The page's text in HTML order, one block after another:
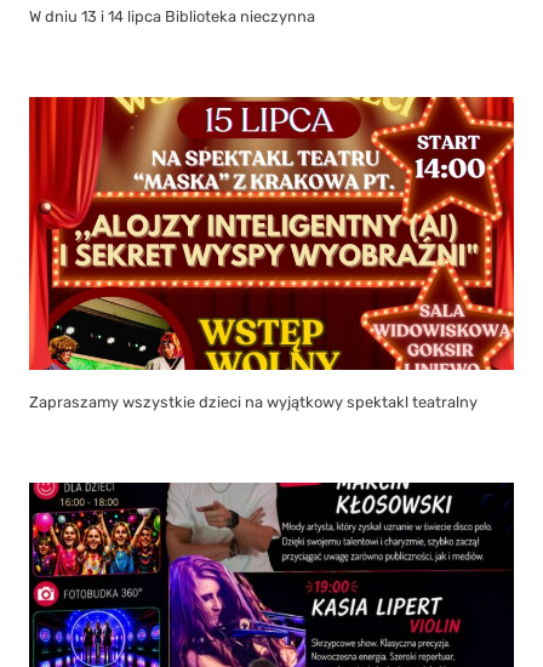
W dniu 13 i 14 lipca Biblioteka nieczynna
Zapraszamy wszystkie dzieci na wyjątkowy spektakl teatralny